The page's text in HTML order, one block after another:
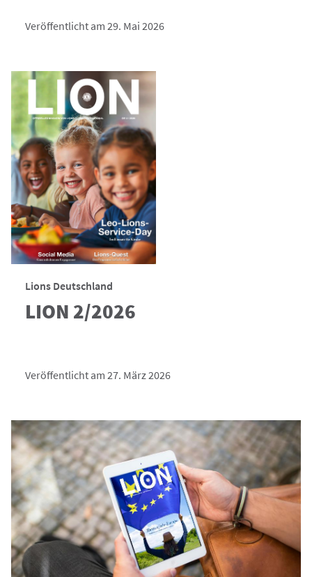
Veröffentlicht am 29. Mai 2026
Lions Deutschland
LION 2/2026
Veröffentlicht am 27. März 2026